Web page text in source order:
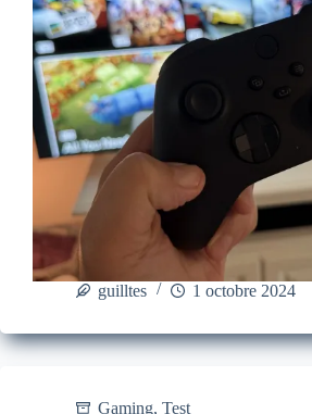
guilltes 1 octobre 2024
Gaming, Test